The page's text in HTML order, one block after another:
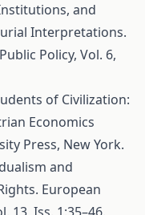
and
Interpretations.
Policy, Vol. 6,
of Civilization:
Economics
Press, New York.
and
European